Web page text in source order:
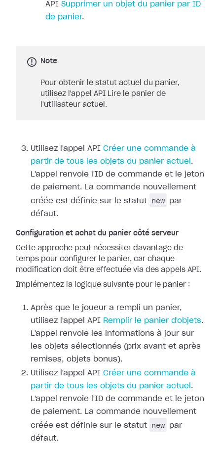
API Supprimer un objet du panier par ID
de panier.
Note
Pour obtenir le statut actuel du panier,
utilisez l'appel API Lire le panier de
l'utilisateur actuel.
Utilisez l'appel API Créer une commande à
partir de tous les objets du panier actuel .
L'appel renvoie l'ID de commande et le jeton
de paiement. La commande nouvellement
créée est définie sur le statut
new
par
défaut.
Configuration et achat du panier côté serveur
Cette approche peut nécessiter davantage de
temps pour configurer le panier, car chaque
modification doit être effectuée via des appels API.
Implémentez la logique suivante pour le panier :
Après que le joueur a rempli un panier,
utilisez l'appel API Remplir le panier d'objets.
L'appel renvoie les informations à jour sur
les objets sélectionnés (prix avant et après
remises, objets bonus).
Utilisez l'appel API Créer une commande à
partir de tous les objets du panier actuel .
L'appel renvoie l'ID de commande et le jeton
de paiement. La commande nouvellement
créée est définie sur le statut
new
par
défaut.